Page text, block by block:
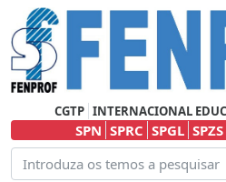
CGTP INTERNACIONAL
SPN SPRC SPGL SPZS